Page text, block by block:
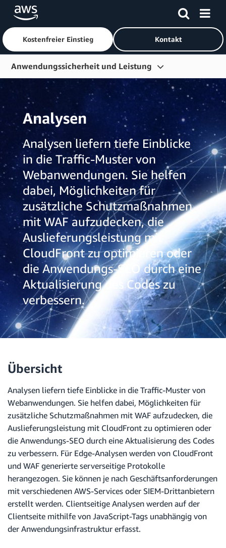
Überspringen zum Hauptinhalt
Kostenfreier Einstieg Kontakt
Anwendungssicherheit und Leistung
Übersicht
Erste Schritte
Web-Beschleunigung
Perimeterschutz
Video-Streaming
Inhalte durchsuchen
Analysen
Analysen liefern tiefe Einblicke
in die Traffic-Muster von
Webanwendungen. Sie helfen
dabei, Möglichkeiten für
zusätzliche Schutzmaßnahmen
mit WAF aufzudecken, die
Auslieferungsleistung mit
CloudFront zu optimieren oder
die Anwendungs-SEO durch eine
Aktualisierung des Codes zu
verbessern.
Übersicht
Analysen liefern tiefe Einblicke in die Traffic-Muster von
Webanwendungen. Sie helfen dabei, Möglichkeiten für
zusätzliche Schutzmaßnahmen mit WAF aufzudecken, die
Auslieferungsleistung mit CloudFront zu optimieren oder
die Anwendungs-SEO durch eine Aktualisierung des Codes
zu verbessern. Für Edge-Analysen werden von CloudFront
und WAF generierte serverseitige Protokolle
herangezogen. Sie können je nach Geschäftsanforderungen
mit verschiedenen AWS-Services oder SIEM-Drittanbietern
erstellt werden. Clientseitige Analysen werden auf der
Clientseite mithilfe von JavaScript-Tags unabhängig von
der Anwendungsinfrastruktur erfasst.